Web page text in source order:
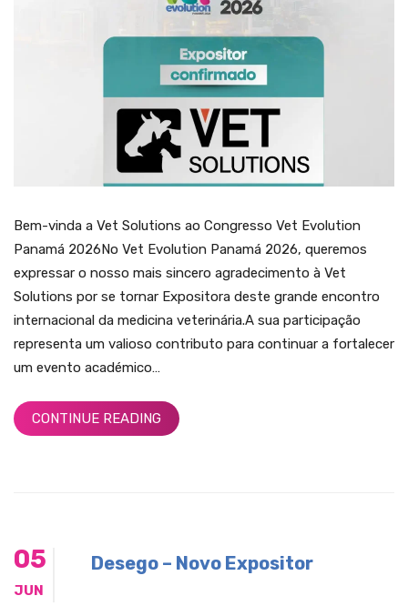
Bem-vinda a Vet Solutions ao Congresso Vet Evolution
Panamá 2026No Vet Evolution Panamá 2026, queremos
expressar o nosso mais sincero agradecimento à Vet
Solutions por se tornar Expositora deste grande encontro
internacional da medicina veterinária.A sua participação
representa um valioso contributo para continuar a fortalecer
um evento académico…
CONTINUE READING
05
JUN
Desego – Novo Expositor